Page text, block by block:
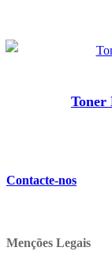
Toner
Contacte-nos
Menções Legais